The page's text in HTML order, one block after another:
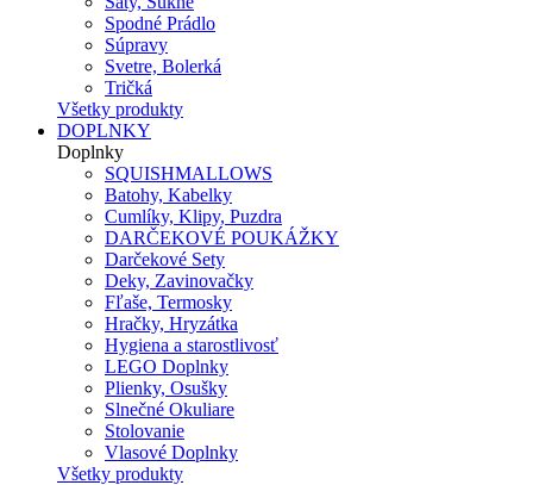
Spodné Prádlo
Súpravy
Svetre, Bolerká
Tričká
Všetky produkty
DOPLNKY
Doplnky
SQUISHMALLOWS
Batohy, Kabelky
Cumlíky, Klipy, Puzdra
DARČEKOVÉ POUKÁŽKY
Darčekové Sety
Deky, Zavinovačky
Fľaše, Termosky
Hračky, Hryzátka
Hygiena a starostlivosť
LEGO Doplnky
Plienky, Osušky
Slnečné Okuliare
Stolovanie
Vlasové Doplnky
Všetky produkty